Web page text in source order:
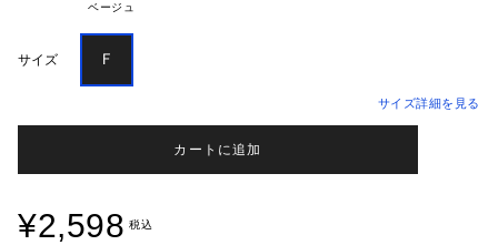
ベージュ
サイズ Ｆ
サイズ詳細を見る
カートに追加
¥2,598 税込